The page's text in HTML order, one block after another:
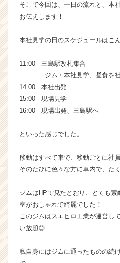
業
ト
が
就
チ
ア
ャ
ア
（C
e
そこで今回は、一日の流れと、本
お伝えします！
本社見学の日のスケジュールはこ
11:00 三島駅改札集合
ジム・本社見学、昼食を社
14:00 本社出発
15:00 現場見学
16:00 現場出発、三島駅へ
といった感じでした。
移動はすべて車で、移動ごとに社
そのたびに色々な方に車内で、た
ジムはHPで見たとおり、とても素
室がおしゃれで綺麗でした！
このジムはスエヒロ工業が運営し
い放題◎
私自身にはジムに通ったものの続